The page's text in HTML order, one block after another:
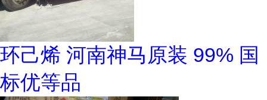
环己烯 河南神马原装 99% 国
标优等品